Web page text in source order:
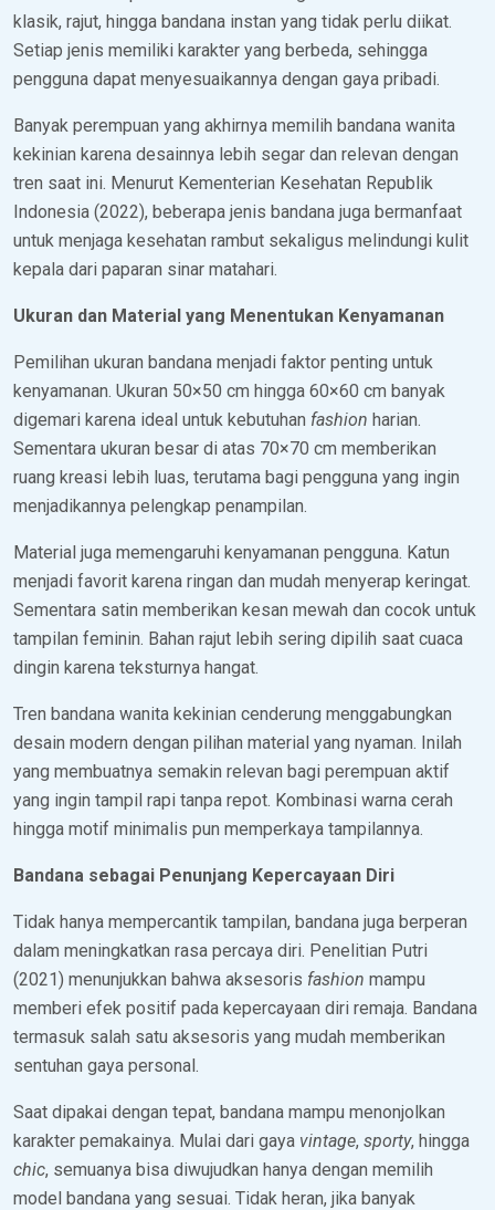
klasik, rajut, hingga bandana instan yang tidak perlu diikat.
Setiap jenis memiliki karakter yang berbeda, sehingga
pengguna dapat menyesuaikannya dengan gaya pribadi.
Banyak perempuan yang akhirnya memilih bandana wanita
kekinian karena desainnya lebih segar dan relevan dengan
tren saat ini. Menurut Kementerian Kesehatan Republik
Indonesia (2022), beberapa jenis bandana juga bermanfaat
untuk menjaga kesehatan rambut sekaligus melindungi kulit
kepala dari paparan sinar matahari.
Ukuran dan Material yang Menentukan Kenyamanan
Pemilihan ukuran bandana menjadi faktor penting untuk
kenyamanan. Ukuran 50×50 cm hingga 60×60 cm banyak
digemari karena ideal untuk kebutuhan fashion harian.
Sementara ukuran besar di atas 70×70 cm memberikan
ruang kreasi lebih luas, terutama bagi pengguna yang ingin
menjadikannya pelengkap penampilan.
Material juga memengaruhi kenyamanan pengguna. Katun
menjadi favorit karena ringan dan mudah menyerap keringat.
Sementara satin memberikan kesan mewah dan cocok untuk
tampilan feminin. Bahan rajut lebih sering dipilih saat cuaca
dingin karena teksturnya hangat.
Tren bandana wanita kekinian cenderung menggabungkan
desain modern dengan pilihan material yang nyaman. Inilah
yang membuatnya semakin relevan bagi perempuan aktif
yang ingin tampil rapi tanpa repot. Kombinasi warna cerah
hingga motif minimalis pun memperkaya tampilannya.
Bandana sebagai Penunjang Kepercayaan Diri
Tidak hanya mempercantik tampilan, bandana juga berperan
dalam meningkatkan rasa percaya diri. Penelitian Putri
(2021) menunjukkan bahwa aksesoris fashion mampu
memberi efek positif pada kepercayaan diri remaja. Bandana
termasuk salah satu aksesoris yang mudah memberikan
sentuhan gaya personal.
Saat dipakai dengan tepat, bandana mampu menonjolkan
karakter pemakainya. Mulai dari gaya vintage, sporty, hingga
chic, semuanya bisa diwujudkan hanya dengan memilih
model bandana yang sesuai. Tidak heran, jika banyak